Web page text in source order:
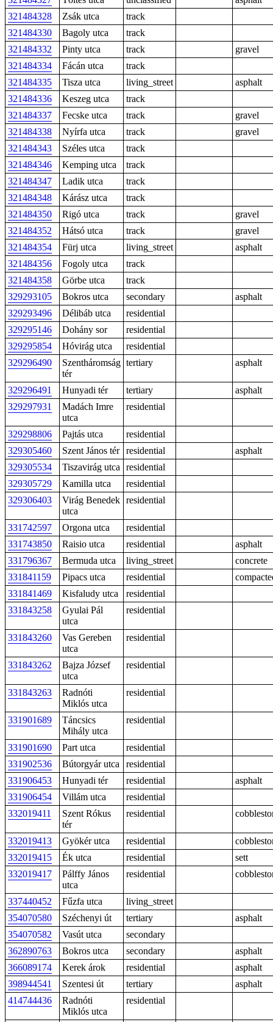
321484328
Zsák utca
track
321484330
Bagoly utca
track
321484332
Pinty utca track
gravel
321484334
Fácán utca
track
321484335
Tisza utca living_street
asphalt
321484336
Keszeg utca
track
321484337
Fecske utca track
gravel
321484338
Nyírfa utca track
gravel
321484343
Széles utca
track
321484346
Kemping utca
track
321484347
Ladik utca
track
321484348
Kárász utca
track
321484350
Rigó utca track
gravel
321484352
Hátsó utca track
gravel
321484354
Fürj utca living_street
asphalt
321484356
Fogoly utca
track
321484358
Görbe utca
track
329293105
Bokros utca secondary
asphalt
329293496
Délibáb utca
residential
329295146
Dohány sor
residential
329295854
Hóvirág utca
residential
329296490
Szentháromság
tér
tertiary asphalt
329296491 Hunyadi tér tertiary
asphalt
329297931
Madách Imre
utca
residential
329298806 Pajtás utca
residential
329305460
Szent János tér residential
asphalt
329305534
Tiszavirág utca
residential
329305729
Kamilla utca
residential
329306403
Virág Benedek
utca
residential
331742597 Orgona utca
residential
331743850
Raisio utca residential
asphalt
331796367
Bermuda utca living_street
concrete
331841159
Pipacs utca residential
331841469
Kisfaludy utca
residential
331843258
Gyulai Pál
utca
residential
331843260
Vas Gereben
utca
residential
331843262
Bajza József
utca
residential
331843263
Radnóti
Miklós utca
residential
331901689
Táncsics
Mihály utca
residential
331901690 Part utca
residential
331902536
Bútorgyár utca
residential
331906453
Hunyadi tér residential
asphalt
331906454
Villám utca
residential
332019411
Szent Rókus
tér
residential
332019413 Gyökér utca residential
332019415
Ék utca residential
sett
332019417
Pálffy János
utca
residential
337440452 Fűzfa utca
living_street
354070580
Széchenyi út tertiary
asphalt
354070582
Vasút utca
secondary
362890763
Bokros utca secondary
asphalt
366089174
Kerek árok residential
asphalt
398944541
Szentesi út tertiary
asphalt
414744436
Radnóti
Miklós utca
residential